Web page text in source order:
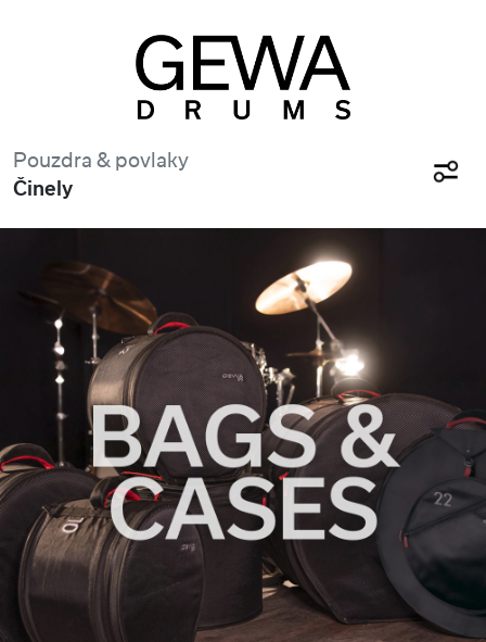
Pouzdra & povlaky
Činely